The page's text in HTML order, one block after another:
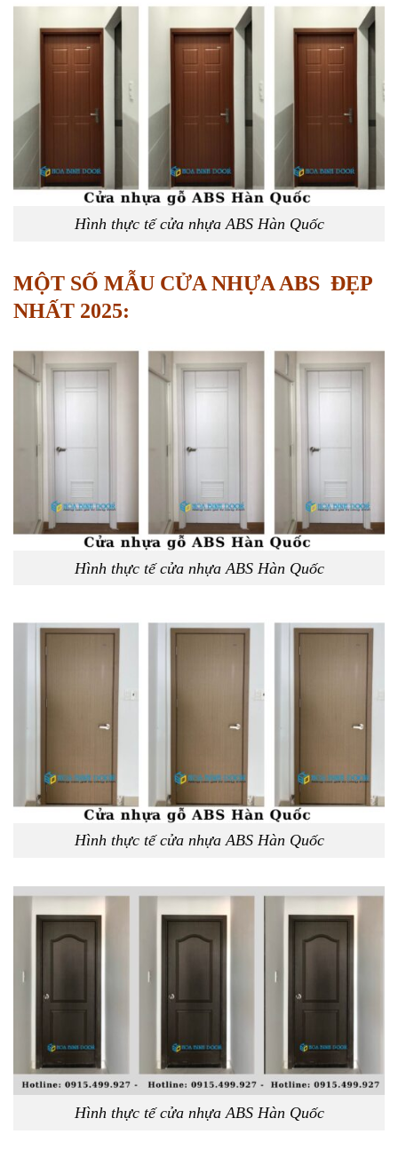
Hình thực tế cửa nhựa ABS Hàn Quốc
MỘT SỐ MẪU CỬA NHỰA ABS ĐẸP
NHẤT 2025:
Hình thực tế cửa nhựa ABS Hàn Quốc
Hình thực tế cửa nhựa ABS Hàn Quốc
Hình thực tế cửa nhựa ABS Hàn Quốc